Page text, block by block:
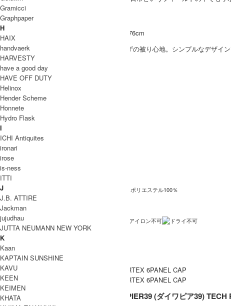
DAIWA PIER39 取り扱い商品
MODEL
MEN
(SIZE) Free Size / 身長 176cm
(VOICE) 深すぎず浅すぎずの被り心地。シンプルなデザ
SIZE
サイズ
Free Size 59cm
INFORMATION
商品名
本体：ナイロン100％ 裏生地：ポリエステル100％
生産国
洗濯表記
DAIWA PIER39 (ダイワピア39)
Gramicci
Graphpaper
H
HAIX
handvaerk
HARVESTY
have a good day
HAVE OFF DUTY
Helinox
Hender Scheme
Honnete
Hydro Flask
I
ICHI Antiquites
ironari
irose
is-ness
ITTI
J
J.B. ATTIRE
Jackman
jujudhau
JUTTA NEUMANN NEW YORK
K
Kaan
KAPTAIN SUNSHINE
KAVU
KEEN
KEIMEN
KHATA